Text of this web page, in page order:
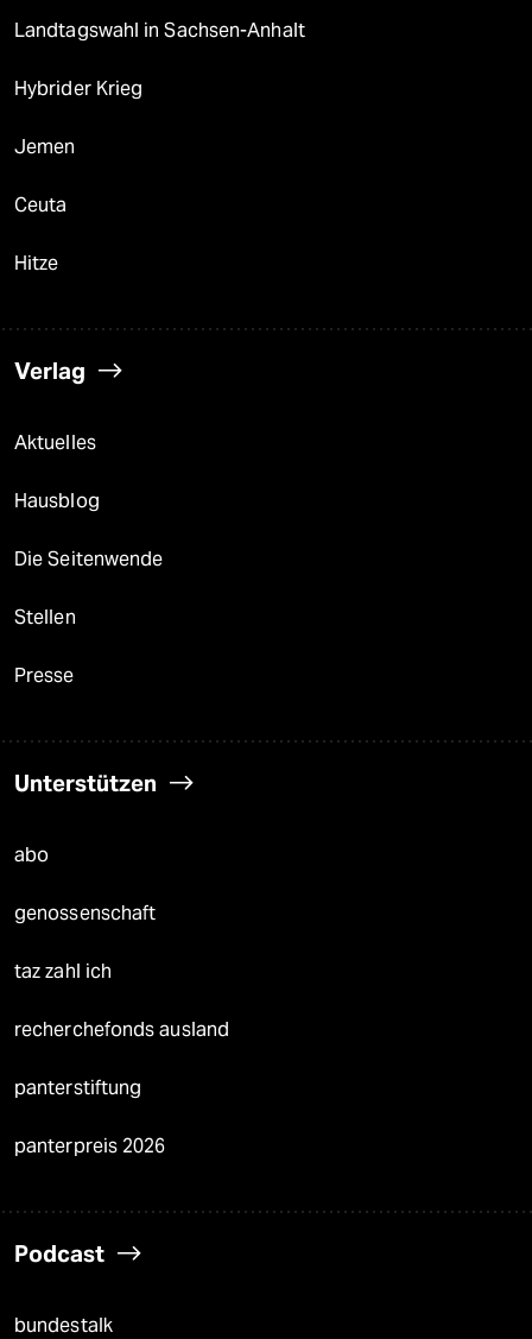
Landtagswahl in Sachsen-Anhalt
Hybrider Krieg
Jemen
Ceuta
Hitze
Verlag
Aktuelles
Hausblog
Die Seitenwende
Stellen
Presse
Unterstützen
abo
genossenschaft
taz zahl ich
recherchefonds ausland
panterstiftung
panterpreis 2026
Podcast
bundestalk